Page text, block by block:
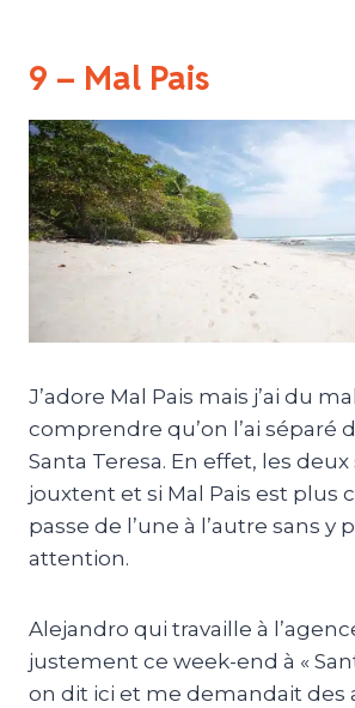
9 – Mal Pais
J’adore Mal Pais mais j’ai du
comprendre qu’on l’ai séparé
Santa Teresa. En effet, les
jouxtent et si Mal Pais est plus
passe de l’une à l’autre sans y
attention.
Alejandro qui travaille à
justement ce week-end à «
on dit ici et me demandait des